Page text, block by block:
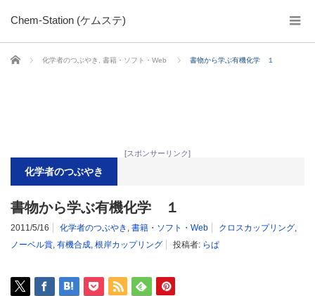
Chem-Station (ケムステ)
ホーム 化学者のつぶやき 書籍・ソフト・Web 書物から学ぶ有機化学 １
[スポンサーリンク]
化学者のつぶやき
書物から学ぶ有機化学 １
2011/5/16 化学者のつぶやき , 書籍・ソフト・Web クロスカップリング,
ノーベル賞, 有機合成, 根岸カップリング 投稿者: らぱ